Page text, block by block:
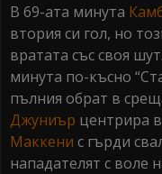
В 69-ата минута
втория си гол, но
вратата със своя
минута по-късно
пълния обрат в
Джуниър центрира
Маккени с гърди
нападателят с воле